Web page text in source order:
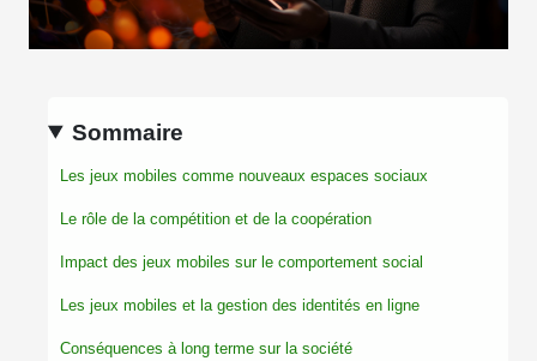
Sommaire
Les jeux mobiles comme nouveaux espaces sociaux
Le rôle de la compétition et de la coopération
Impact des jeux mobiles sur le comportement social
Les jeux mobiles et la gestion des identités en ligne
Conséquences à long terme sur la société